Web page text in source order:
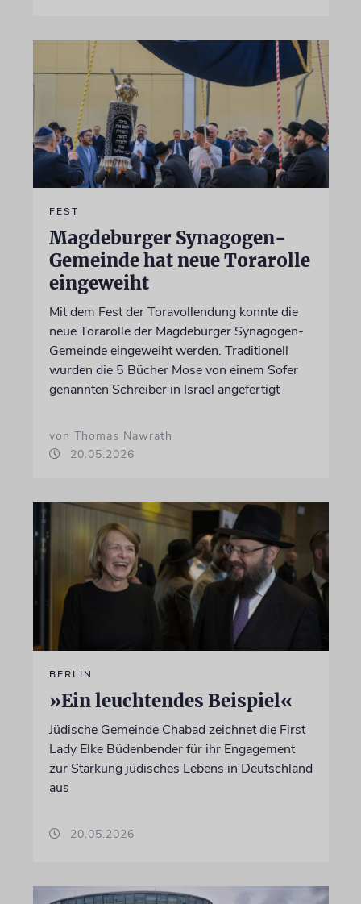
FEST
Magdeburger Synagogen-
Gemeinde hat neue Torarolle
eingeweiht
Mit dem Fest der Toravollendung konnte die
neue Torarolle der Magdeburger Synagogen-
Gemeinde eingeweiht werden. Traditionell
wurden die 5 Bücher Mose von einem Sofer
genannten Schreiber in Israel angefertigt
von Thomas Nawrath
20.05.2026
BERLIN
»Ein leuchtendes Beispiel«
Jüdische Gemeinde Chabad zeichnet die First
Lady Elke Büdenbender für ihr Engagement
zur Stärkung jüdisches Lebens in Deutschland
aus
20.05.2026